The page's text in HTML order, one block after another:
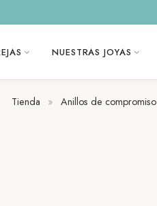
NUESTRAS JOYAS
Tienda » Anillos de compromiso